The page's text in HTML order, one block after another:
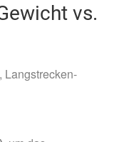
vs.
Langstrecken-